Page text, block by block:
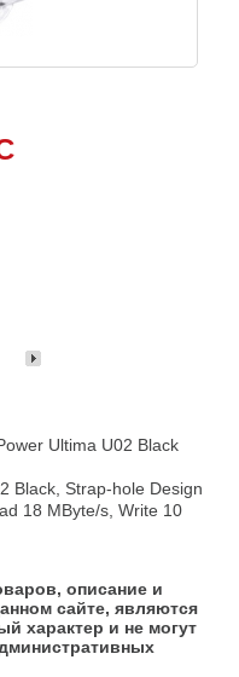
Ultima U02 Black
Black, Strap-hole Design
18 MByte/s, Write 10
описание и
сайте, являются
характер и не могут